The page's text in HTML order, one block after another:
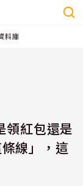
料庫
領紅包還是
線」，這